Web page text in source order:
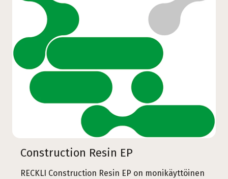
Construction Resin EP
RECKLI Construction Resin EP on monikäyttöinen